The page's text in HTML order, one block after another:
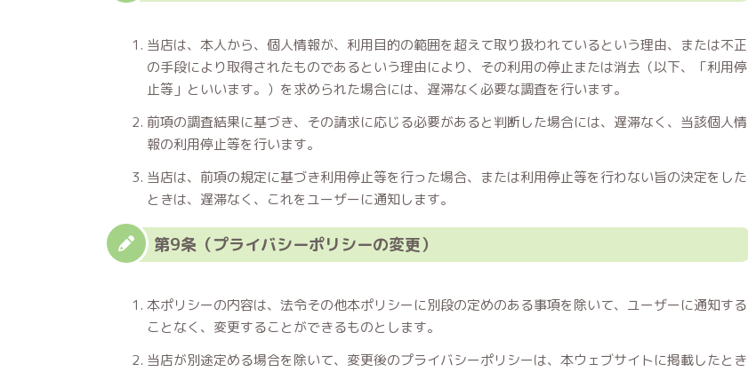
当店は、本人から、個人情報が、利用目的の範囲を超えて取り扱われているという理由、または不正
の手段により取得されたものであるという理由により、その利用の停止または消去（以下、「利用停
止等」といいます。）を求められた場合には、遅滞なく必要な調査を行います。
前項の調査結果に基づき、その請求に応じる必要があると判断した場合には、遅滞なく、当該個人情
報の利用停止等を行います。
当店は、前項の規定に基づき利用停止等を行った場合、または利用停止等を行わない旨の決定をした
ときは、遅滞なく、これをユーザーに通知します。
第9条（プライバシーポリシーの変更）
本ポリシーの内容は、法令その他本ポリシーに別段の定めのある事項を除いて、ユーザーに通知する
ことなく、変更することができるものとします。
当店が別途定める場合を除いて、変更後のプライバシーポリシーは、本ウェブサイトに掲載したとき